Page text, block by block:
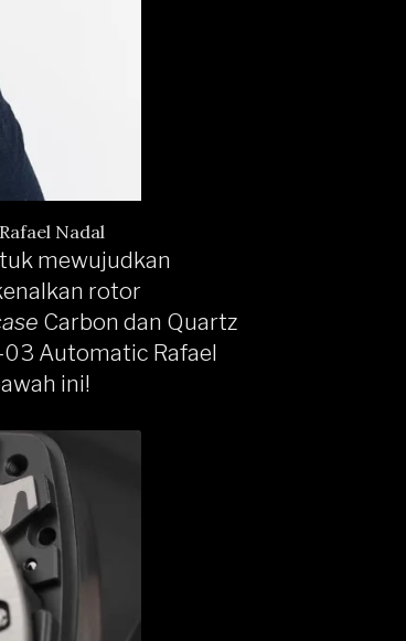
Nadal
mewujudkan
rotor
Carbon dan Quartz
03 Automatic Rafael
ini!